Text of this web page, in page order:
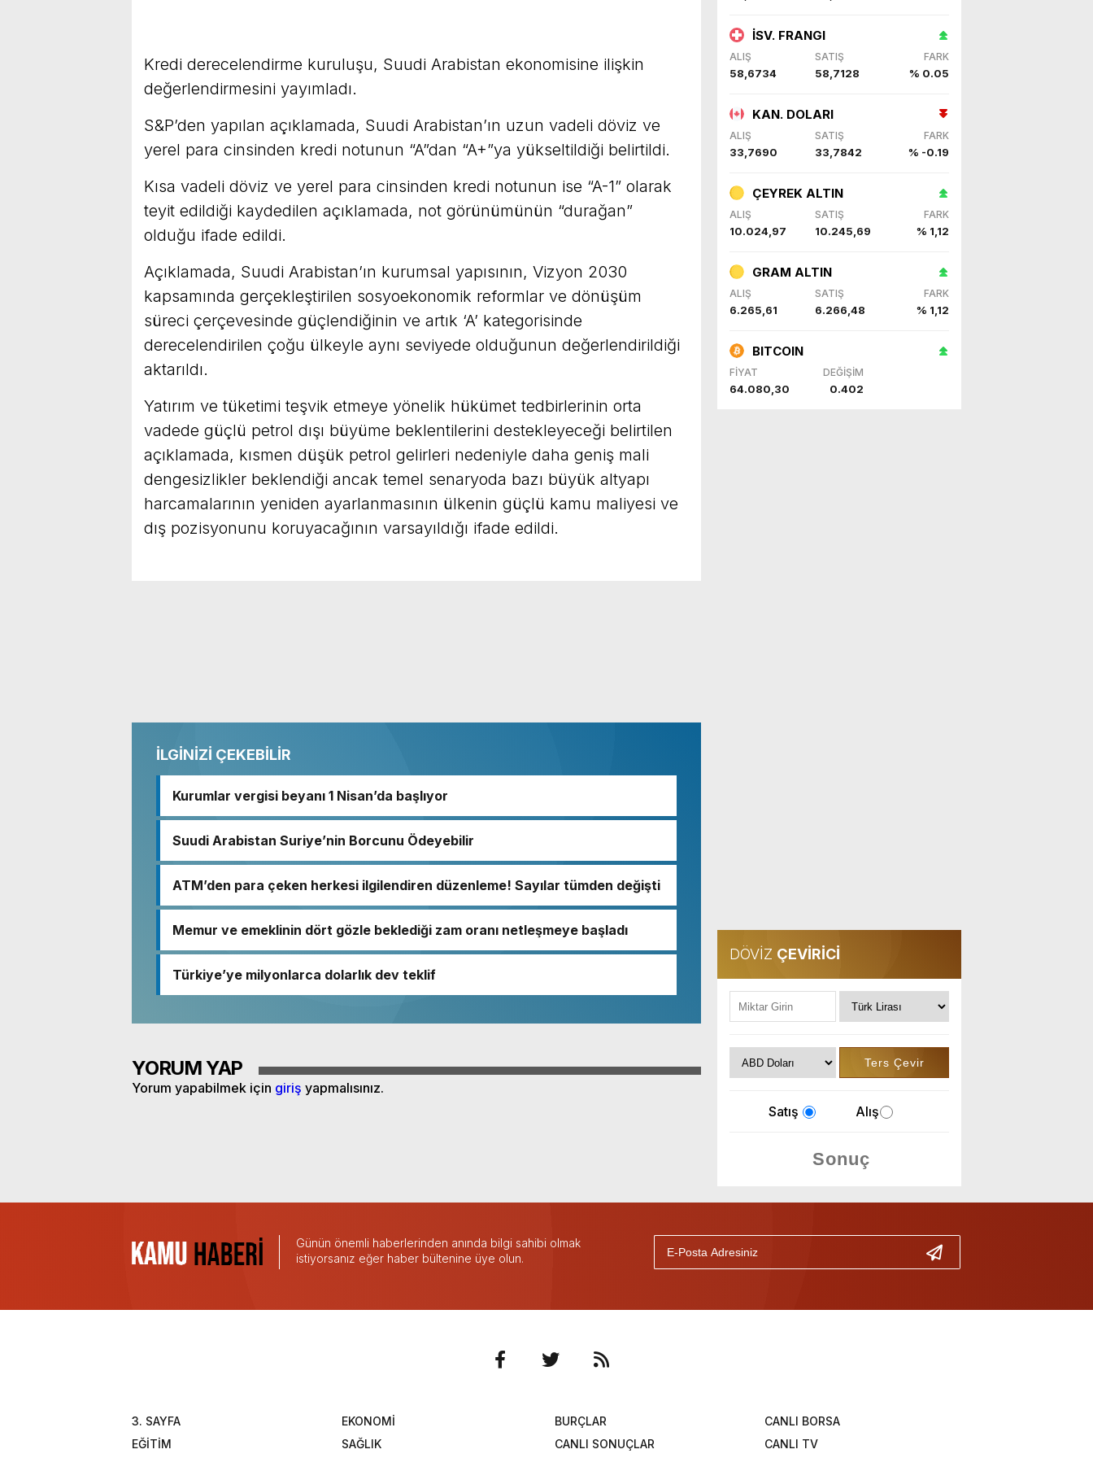
Kredi derecelendirme kuruluşu, Suudi Arabistan ekonomisine ilişkin
değerlendirmesini yayımladı.
S&P’den yapılan açıklamada, Suudi Arabistan’ın uzun vadeli döviz ve
yerel para cinsinden kredi notunun “A”dan “A+”ya yükseltildiği belirtildi.
Kısa vadeli döviz ve yerel para cinsinden kredi notunun ise “A-1” olarak
teyit edildiği kaydedilen açıklamada, not görünümünün “durağan”
olduğu ifade edildi.
Açıklamada, Suudi Arabistan’ın kurumsal yapısının, Vizyon 2030
kapsamında gerçekleştirilen sosyoekonomik reformlar ve dönüşüm
süreci çerçevesinde güçlendiğinin ve artık ‘A’ kategorisinde
derecelendirilen çoğu ülkeyle aynı seviyede olduğunun değerlendirildiği
aktarıldı.
Yatırım ve tüketimi teşvik etmeye yönelik hükümet tedbirlerinin orta
vadede güçlü petrol dışı büyüme beklentilerini destekleyeceği belirtilen
açıklamada, kısmen düşük petrol gelirleri nedeniyle daha geniş mali
dengesizlikler beklendiği ancak temel senaryoda bazı büyük altyapı
harcamalarının yeniden ayarlanmasının ülkenin güçlü kamu maliyesi ve
dış pozisyonunu koruyacağının varsayıldığı ifade edildi.
İLGİNİZİ ÇEKEBİLİR
Kurumlar vergisi beyanı 1 Nisan’da başlıyor
Suudi Arabistan Suriye’nin Borcunu Ödeyebilir
ATM’den para çeken herkesi ilgilendiren düzenleme! Sayılar tümden değişti
Memur ve emeklinin dört gözle beklediği zam oranı netleşmeye başladı
Türkiye’ye milyonlarca dolarlık dev teklif
YORUM YAP
Yorum yapabilmek için giriş yapmalısınız.
İSV. FRANGI
ALIŞ SATIŞ FARK
58,6734 58,7128 % 0.05
KAN. DOLARI
ALIŞ SATIŞ FARK
33,7690 33,7842 % -0.19
ÇEYREK ALTIN
ALIŞ SATIŞ FARK
10.024,97 10.245,69 % 1,12
GRAM ALTIN
ALIŞ SATIŞ FARK
6.265,61 6.266,48 % 1,12
BITCOIN
FİYAT DEĞİŞİM
64.080,30 0.402
DÖVİZ ÇEVİRİCİ
Satış Alış
Günün önemli haberlerinden anında bilgi sahibi olmak
istiyorsanız eğer haber bültenine üye olun.
3. SAYFA
EKONOMİ
EĞİTİM
SAĞLIK
BURÇLAR
CANLI BORSA
CANLI SONUÇLAR
CANLI TV